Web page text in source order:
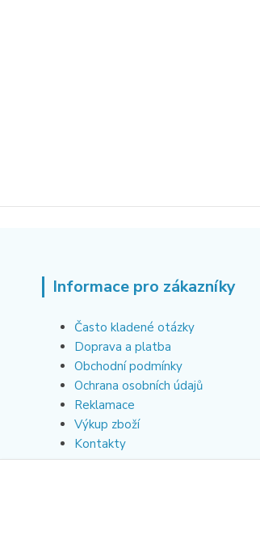
Informace pro zákazníky
Často kladené otázky
Doprava a platba
Obchodní podmínky
Ochrana osobních údajů
Reklamace
Výkup zboží
Kontakty